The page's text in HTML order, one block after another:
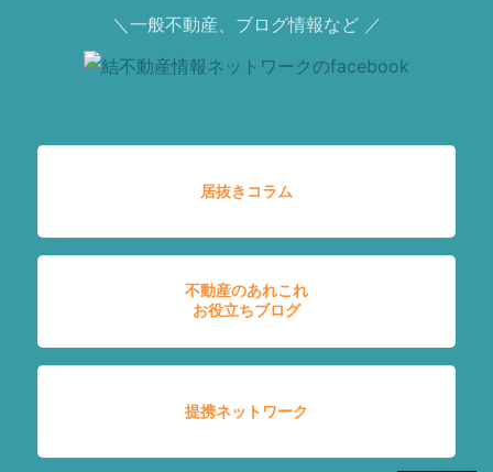
＼一般不動産、ブログ情報など ／
居抜きコラム
不動産のあれこれ
お役立ちブログ
提携ネットワーク